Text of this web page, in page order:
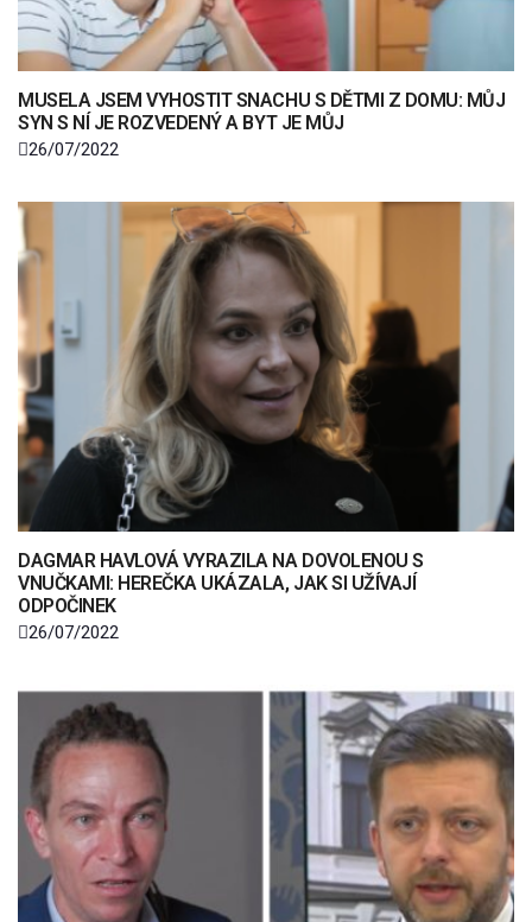
MUSELA JSEM VYHOSTIT SNACHU S DĚTMI Z DOMU: MŮJ
SYN S NÍ JE ROZVEDENÝ A BYT JE MŮJ
26/07/2022
DAGMAR HAVLOVÁ VYRAZILA NA DOVOLENOU S
VNUČKAMI: HEREČKA UKÁZALA, JAK SI UŽÍVAJÍ
ODPOČINEK
26/07/2022